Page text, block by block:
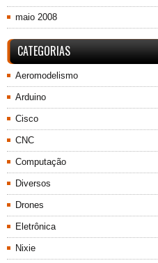
maio 2008
CATEGORIAS
Aeromodelismo
Arduino
Cisco
CNC
Computação
Diversos
Drones
Eletrônica
Nixie